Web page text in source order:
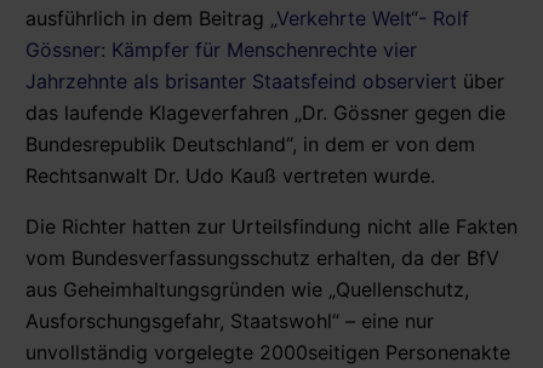
ausführlich in dem Beitrag „Verkehrte Welt“- Rolf
Gössner: Kämpfer für Menschenrechte vier
Jahrzehnte als brisanter Staatsfeind observiert über
das laufende Klageverfahren „Dr. Gössner gegen die
Bundesrepublik Deutschland“, in dem er von dem
Rechtsanwalt Dr. Udo Kauß vertreten wurde.
Die Richter hatten zur Urteilsfindung nicht alle Fakten
vom Bundesverfassungsschutz erhalten, da der BfV
aus Geheimhaltungsgründen wie „Quellenschutz,
Ausforschungsgefahr, Staatswohl“ – eine nur
unvollständig vorgelegte 2000seitigen Personenakte